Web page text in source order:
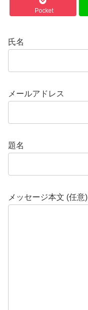
Pocket
氏名
メールアドレス
題名
メッセージ本文 (任意)